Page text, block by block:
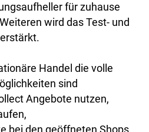
für zuhause
wird das Test- und
Handel die volle
sind
Angebote nutzen,